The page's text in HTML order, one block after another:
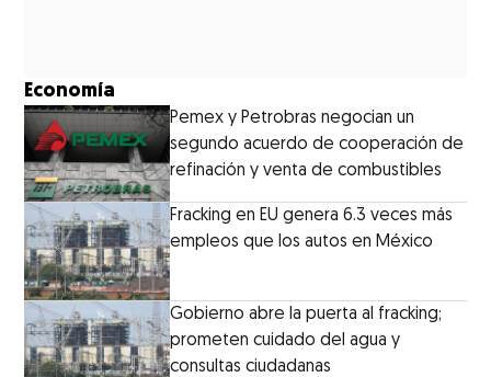
Economía
Pemex y Petrobras negocian un
segundo acuerdo de cooperación de
refinación y venta de combustibles
Fracking en EU genera 6.3 veces más
empleos que los autos en México
Gobierno abre la puerta al fracking;
prometen cuidado del agua y
consultas ciudadanas